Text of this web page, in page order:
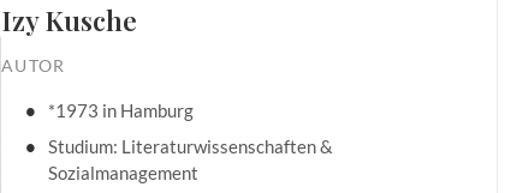
Izy Kusche
AUTOR
*1973 in Hamburg
Studium: Literaturwissenschaften &
Sozialmanagement